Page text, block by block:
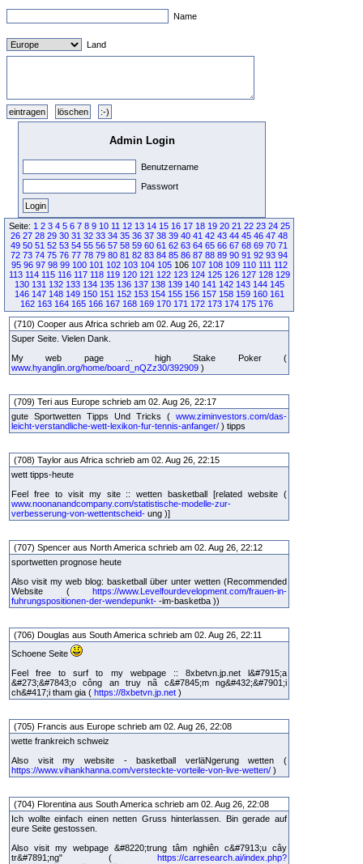
Name
Land
Admin Login
Benutzername
Passwort
Seite: 1 2 3 4 5 6 7 8 9 10 11 12 13 14 15 16 17 18 19 20 21 22 23 24 25
26 27 28 29 30 31 32 33 34 35 36 37 38 39 40 41 42 43 44 45 46 47 48
49 50 51 52 53 54 55 56 57 58 59 60 61 62 63 64 65 66 67 68 69 70 71
72 73 74 75 76 77 78 79 80 81 82 83 84 85 86 87 88 89 90 91 92 93 94
95 96 97 98 99 100 101 102 103 104 105106 107 108 109 110 111 112
113 114 115 116 117 118 119 120 121 122 123 124 125 126 127 128 129
130 131 132 133 134 135 136 137 138 139 140 141 142 143 144 145
146 147 148 149 150 151 152 153 154 155 156 157 158 159 160 161
162 163 164 165 166 167 168 169 170 171 172 173 174 175 176
(710) Cooper aus Africa schrieb am 02. Aug 26, 22:17
Super Seite. Vielen Dank.
My web page ... high Stake Poker (
www.hyanglin.org/home/board_nQZz30/392909 )
(709) Teri aus Europe schrieb am 02. Aug 26, 22:17
gute Sportwetten Tipps Und Tricks ( www.ziminvestors.com/das-
leicht-verstandliche-wett-lexikon-fur-tennis-anfanger/ ) tipps
(708) Taylor aus Africa schrieb am 02. Aug 26, 22:15
wett tipps-heute
Feel free to visit my site :: wetten basketball [related website (
www.noonanandcompany.com/statistische-modelle-zur-
verbesserung-von-wettentscheid- ung )]
(707) Spencer aus North America schrieb am 02. Aug 26, 22:12
sportwetten prognose heute
Also visit my web blog: basketball über unter wetten (Recommended
Website ( https://www.Levelfourdevelopment.com/frauen-in-
fuhrungspositionen-der-wendepunkt- -im-basketba ))
(706) Douglas aus South America schrieb am 02. Aug 26, 22:11
Schoene Seite
Feel free to surf to my webpage :: 8xbetvn.jp.net l&#7915;a
&#273;&#7843;o công an truy nã c&#7845;m ng&#432;&#7901;i
ch&#417;i tham gia ( https://8xbetvn.jp.net )
(705) Francis aus Europe schrieb am 02. Aug 26, 22:08
wette frankreich schweiz
Also visit my website - basketball verläNgerung wetten (
https://www.vihankhanna.com/versteckte-vorteile-von-live-wetten/ )
(704) Florentina aus South America schrieb am 02. Aug 26, 22:08
Ich wollte einfach einen netten Gruss hinterlassen. Bin gerade auf
eure Seite gestossen.
Also visit my webpage &#8220;trung tâm nghiên c&#7913;u cây
tr&#7891;ng" ( https://carresearch.ai/index.php?